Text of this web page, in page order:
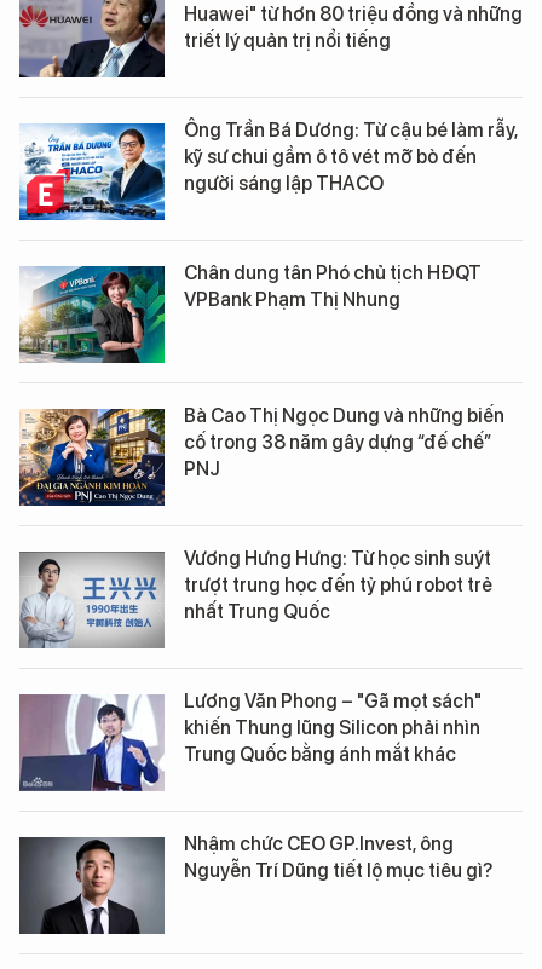
Huawei" từ hơn 80 triệu đồng và những
triết lý quản trị nổi tiếng
Ông Trần Bá Dương: Từ cậu bé làm rẫy,
kỹ sư chui gầm ô tô vét mỡ bò đến
người sáng lập THACO
Chân dung tân Phó chủ tịch HĐQT
VPBank Phạm Thị Nhung
Bà Cao Thị Ngọc Dung và những biến
cố trong 38 năm gây dựng “đế chế”
PNJ
Vương Hưng Hưng: Từ học sinh suýt
trượt trung học đến tỷ phú robot trẻ
nhất Trung Quốc
Lương Văn Phong – "Gã mọt sách"
khiến Thung lũng Silicon phải nhìn
Trung Quốc bằng ánh mắt khác
Nhậm chức CEO GP.Invest, ông
Nguyễn Trí Dũng tiết lộ mục tiêu gì?